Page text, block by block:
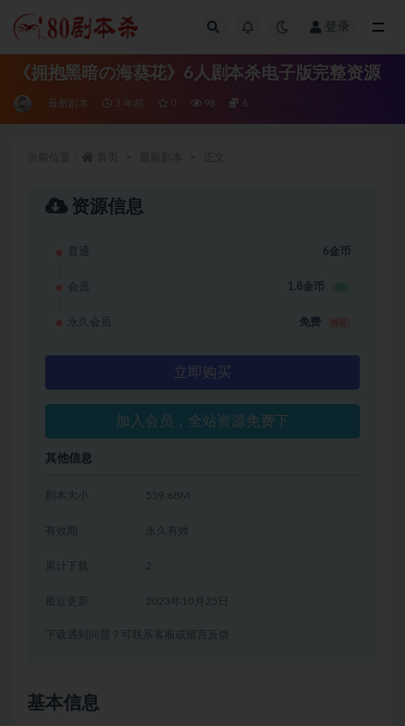
登录
《拥抱黑暗の海葵花》6人剧本杀电子版完整资源
最新剧本 3 年前 0 98 6
资源信息
普通 6金币
会员 1.8金币 3折
永久会员 免费
立即购买
加入会员，全站资源免费下
其他信息
剧本大小 559.68M
有效期 永久有效
累计下载 2
2023年10月25日
下载遇到问题？可联系客服或留言反馈
基本信息